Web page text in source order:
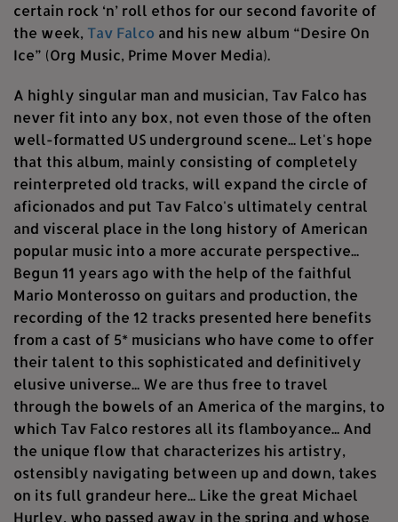
certain rock ‘n’ roll ethos for our second favorite of
the week, Tav Falco and his new album “Desire On
Ice” (Org Music, Prime Mover Media).
A highly singular man and musician, Tav Falco has
never fit into any box, not even those of the often
well-formatted US underground scene... Let's hope
that this album, mainly consisting of completely
reinterpreted old tracks, will expand the circle of
aficionados and put Tav Falco's ultimately central
and visceral place in the long history of American
popular music into a more accurate perspective...
Begun 11 years ago with the help of the faithful
Mario Monterosso on guitars and production, the
recording of the 12 tracks presented here benefits
from a cast of 5* musicians who have come to offer
their talent to this sophisticated and definitively
elusive universe... We are thus free to travel
through the bowels of an America of the margins, to
which Tav Falco restores all its flamboyance... And
the unique flow that characterizes his artistry,
ostensibly navigating between up and down, takes
on its full grandeur here... Like the great Michael
Hurley, who passed away in the spring and whose